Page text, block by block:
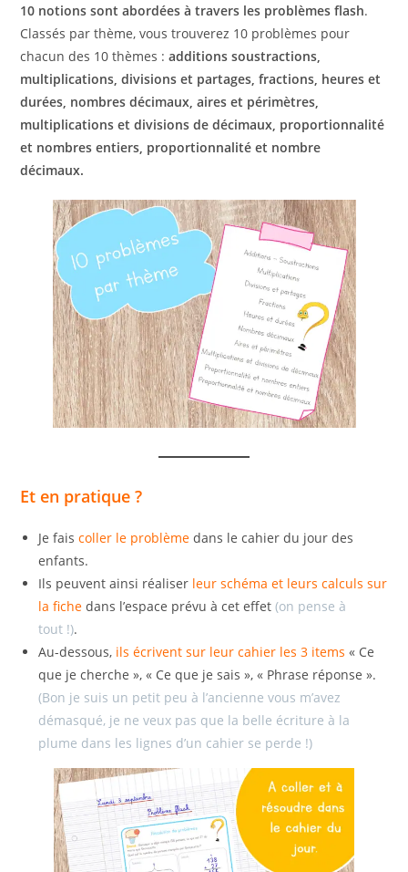
10 notions sont abordées à travers les problèmes flash.
Classés par thème, vous trouverez 10 problèmes pour
chacun des 10 thèmes :additions soustractions,
multiplications, divisions et partages, fractions, heures et
durées, nombres décimaux, aires et périmètres,
multiplications et divisions de décimaux, proportionnalité
et nombres entiers, proportionnalité et nombre
décimaux.
Et en pratique ?
Je faiscoller le problèmedans le cahier du jour des
enfants.
Ils peuvent ainsi réaliser leur schéma et leurs calculs sur
la fiche dans l’espace prévu à cet effet(on pense à
tout !).
Au-dessous, ils écrivent sur leur cahier les 3 items« Ce
que je cherche », « Ce que je sais », « Phrase réponse ».
(Bon je suis un petit peu à l’ancienne vous m’avez
démasqué, je ne veux pas que la belle écriture à la
plume dans les lignes d’un cahier se perde !)